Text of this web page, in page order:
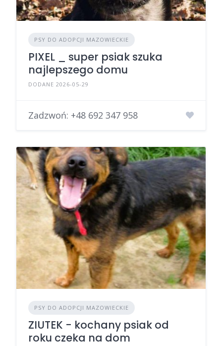
PSY DO ADOPCJI MAZOWIECKIE
PIXEL _ super psiak szuka
najlepszego domu
DODANE 2026-05-29
Zadzwoń: +48 692 347 958
PSY DO ADOPCJI MAZOWIECKIE
ZIUTEK - kochany psiak od
roku czeka na dom